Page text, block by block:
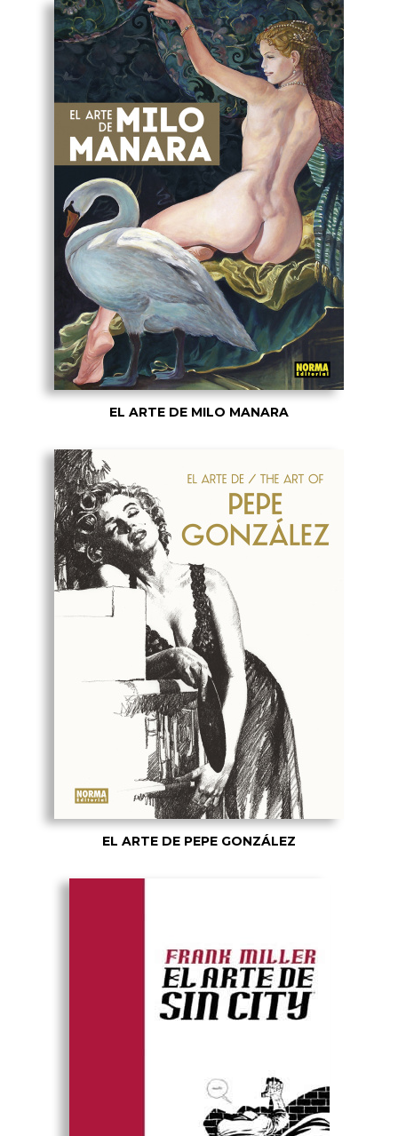
EL ARTE DE MILO MANARA
EL ARTE DE PEPE GONZÁLEZ